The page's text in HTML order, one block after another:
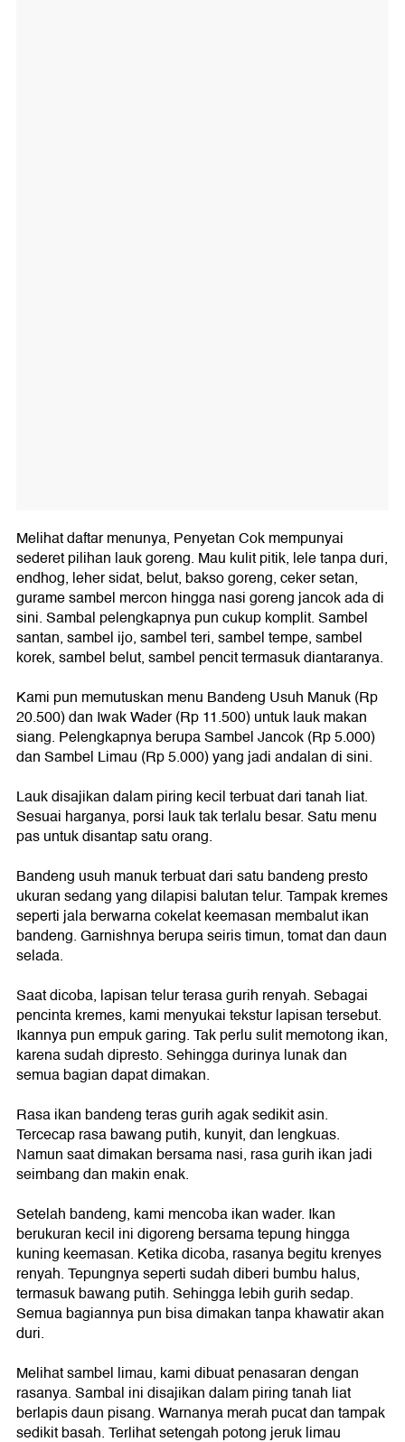
Melihat daftar menunya, Penyetan Cok mempunyai
sederet pilihan lauk goreng. Mau kulit pitik, lele tanpa duri,
endhog, leher sidat, belut, bakso goreng, ceker setan,
gurame sambel mercon hingga nasi goreng jancok ada di
sini. Sambal pelengkapnya pun cukup komplit. Sambel
santan, sambel ijo, sambel teri, sambel tempe, sambel
korek, sambel belut, sambel pencit termasuk diantaranya.
Kami pun memutuskan menu Bandeng Usuh Manuk (Rp
20.500) dan Iwak Wader (Rp 11.500) untuk lauk makan
siang. Pelengkapnya berupa Sambel Jancok (Rp 5.000)
dan Sambel Limau (Rp 5.000) yang jadi andalan di sini.
Lauk disajikan dalam piring kecil terbuat dari tanah liat.
Sesuai harganya, porsi lauk tak terlalu besar. Satu menu
pas untuk disantap satu orang.
Bandeng usuh manuk terbuat dari satu bandeng presto
ukuran sedang yang dilapisi balutan telur. Tampak kremes
seperti jala berwarna cokelat keemasan membalut ikan
bandeng. Garnishnya berupa seiris timun, tomat dan daun
selada.
Saat dicoba, lapisan telur terasa gurih renyah. Sebagai
pencinta kremes, kami menyukai tekstur lapisan tersebut.
Ikannya pun empuk garing. Tak perlu sulit memotong ikan,
karena sudah dipresto. Sehingga durinya lunak dan
semua bagian dapat dimakan.
Rasa ikan bandeng teras gurih agak sedikit asin.
Tercecap rasa bawang putih, kunyit, dan lengkuas.
Namun saat dimakan bersama nasi, rasa gurih ikan jadi
seimbang dan makin enak.
Setelah bandeng, kami mencoba ikan wader. Ikan
berukuran kecil ini digoreng bersama tepung hingga
kuning keemasan. Ketika dicoba, rasanya begitu krenyes
renyah. Tepungnya seperti sudah diberi bumbu halus,
termasuk bawang putih. Sehingga lebih gurih sedap.
Semua bagiannya pun bisa dimakan tanpa khawatir akan
duri.
Melihat sambel limau, kami dibuat penasaran dengan
rasanya. Sambal ini disajikan dalam piring tanah liat
berlapis daun pisang. Warnanya merah pucat dan tampak
sedikit basah. Terlihat setengah potong jeruk limau